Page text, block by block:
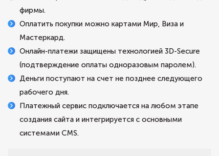
фирмы.
Оплатить покупки можно картами Мир, Виза и
Мастеркард.
Онлайн-платежи защищены технологией 3D-Secure
(подтверждение оплаты одноразовым паролем).
Деньги поступают на счет не позднее следующего
рабочего дня.
Платежный сервис подключается на любом этапе
создания сайта и интегрируется с основными
системами CMS.